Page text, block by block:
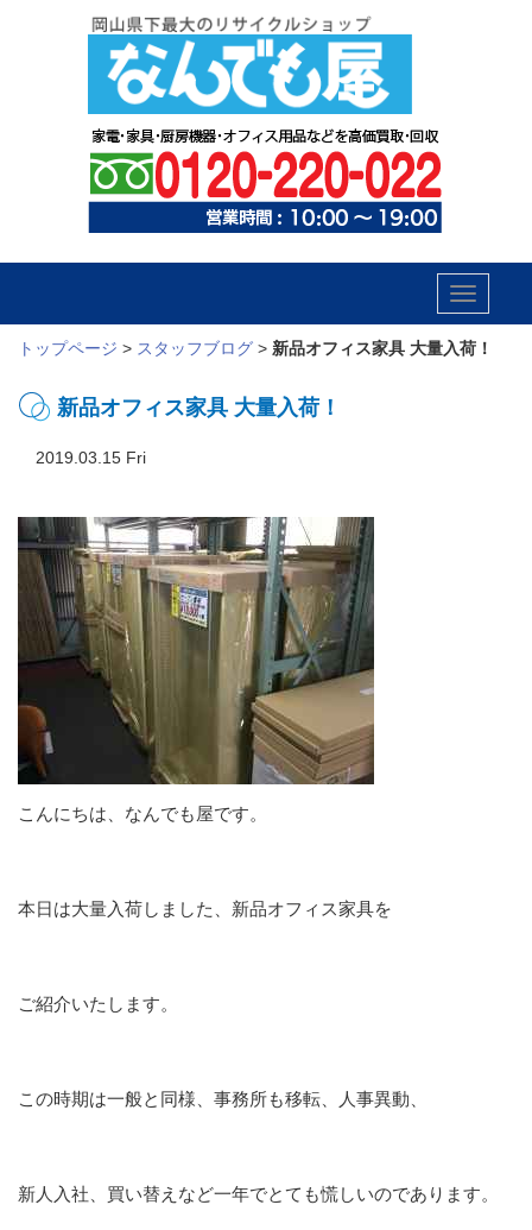
Toggle
トップページ > スタッフブログ > 新品オフィス家具 大量入荷！
新品オフィス家具 大量入荷！
2019.03.15 Fri
こんにちは、なんでも屋です。
本日は大量入荷しました、新品オフィス家具を
ご紹介いたします。
この時期は一般と同様、事務所も移転、人事異動、
新人入社、買い替えなど一年でとても慌しいのであります。